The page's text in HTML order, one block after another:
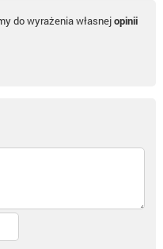
do wyrażenia własnejopinii